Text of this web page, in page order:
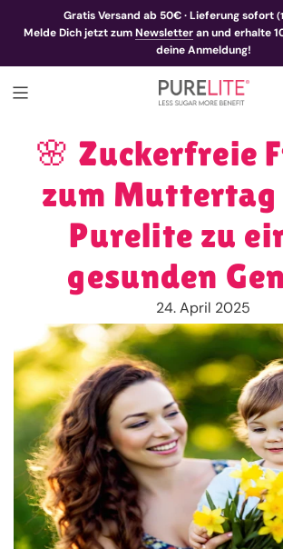
Gratis Versand ab 50€ · Lieferung sofort
Melde Dich jetzt zumNewsletteran und erhalte
deine Anmeldung!
🌸 Zuckerfreie
zum
Purelite zu
gesunden
24. April 2025